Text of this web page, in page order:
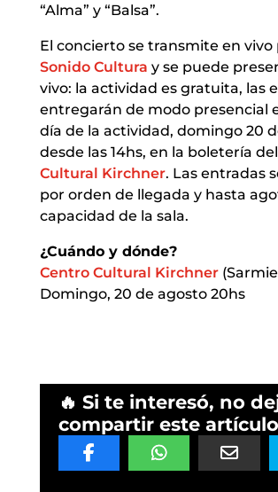
“Alma” y “Balsa”.
El concierto se transmite en vivo
Sonido Cultura y se puede
vivo: la actividad es gratuita, las
entregarán de modo presencial
día de la actividad, domingo 20
desde las 14hs, en la boletería del
Cultural Kirchner. Las entradas
por orden de llegada y hasta
capacidad de la sala.
¿Cuándo y dónde?
Centro Cultural Kirchner
Domingo, 20 de agosto 20hs
🔥 Si te interesó, no
compartir este